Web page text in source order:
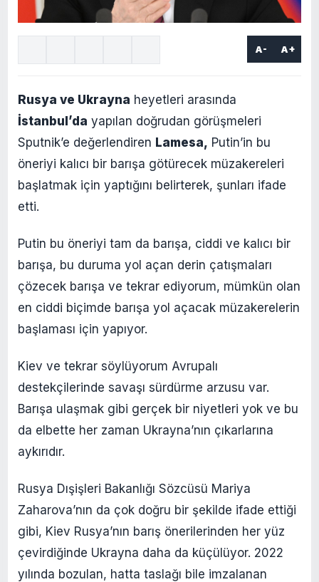
A- A+
Rusya ve Ukrayna heyetleri arasında
İstanbul’da yapılan doğrudan görüşmeleri
Sputnik’e değerlendiren Lamesa, Putin’in bu
öneriyi kalıcı bir barışa götürecek müzakereleri
başlatmak için yaptığını belirterek, şunları ifade
etti.
Putin bu öneriyi tam da barışa, ciddi ve kalıcı bir
barışa, bu duruma yol açan derin çatışmaları
çözecek barışa ve tekrar ediyorum, mümkün olan
en ciddi biçimde barışa yol açacak müzakerelerin
başlaması için yapıyor.
Kiev ve tekrar söylüyorum Avrupalı
destekçilerinde savaşı sürdürme arzusu var.
Barışa ulaşmak gibi gerçek bir niyetleri yok ve bu
da elbette her zaman Ukrayna’nın çıkarlarına
aykırıdır.
Rusya Dışişleri Bakanlığı Sözcüsü Mariya
Zaharova’nın da çok doğru bir şekilde ifade ettiği
gibi, Kiev Rusya’nın barış önerilerinden her yüz
çevirdiğinde Ukrayna daha da küçülüyor. 2022
yılında bozulan, hatta taslağı bile imzalanan